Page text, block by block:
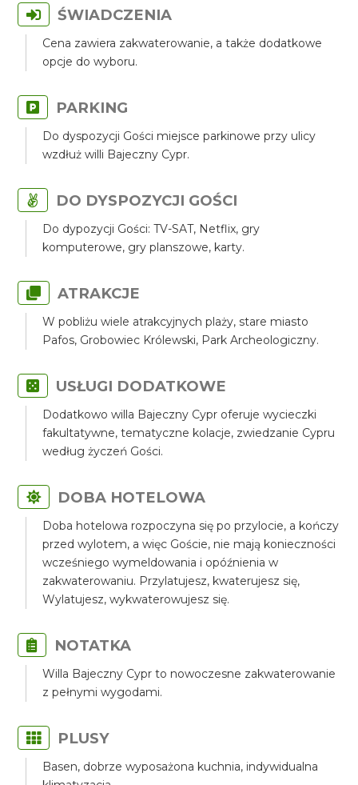
ŚWIADCZENIA
Cena zawiera zakwaterowanie, a także dodatkowe
opcje do wyboru.
PARKING
Do dyspozycji Gości miejsce parkinowe przy ulicy
wzdłuż willi Bajeczny Cypr.
DO DYSPOZYCJI GOŚCI
Do dypozycji Gości: TV-SAT, Netflix, gry
komputerowe, gry planszowe, karty.
ATRAKCJE
W pobliżu wiele atrakcyjnych plaży, stare miasto
Pafos, Grobowiec Królewski, Park Archeologiczny.
USŁUGI DODATKOWE
Dodatkowo willa Bajeczny Cypr oferuje wycieczki
fakultatywne, tematyczne kolacje, zwiedzanie Cypru
według życzeń Gości.
DOBA HOTELOWA
Doba hotelowa rozpoczyna się po przylocie, a kończy
przed wylotem, a więc Goście, nie mają konieczności
wcześniego wymeldowania i opóźnienia w
zakwaterowaniu. Przylatujesz, kwaterujesz się,
Wylatujesz, wykwaterowujesz się.
NOTATKA
Willa Bajeczny Cypr to nowoczesne zakwaterowanie
z pełnymi wygodami.
PLUSY
Basen, dobrze wyposażona kuchnia, indywidualna